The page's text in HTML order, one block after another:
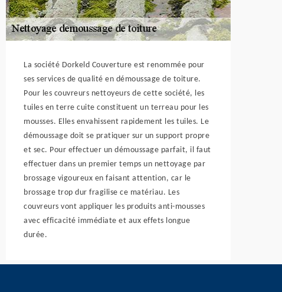
La société Dorkeld Couverture est renommée pour
ses services de qualité en démoussage de toiture.
Pour les couvreurs nettoyeurs de cette société, les
tuiles en terre cuite constituent un terreau pour les
mousses. Elles envahissent rapidement les tuiles. Le
démoussage doit se pratiquer sur un support propre
et sec. Pour effectuer un démoussage parfait, il faut
effectuer dans un premier temps un nettoyage par
brossage vigoureux en faisant attention, car le
brossage trop dur fragilise ce matériau. Les
couvreurs vont appliquer les produits anti-mousses
avec efficacité immédiate et aux effets longue
durée.